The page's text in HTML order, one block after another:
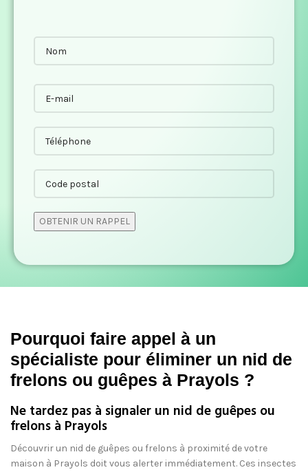
Pourquoi faire appel à un
spécialiste pour éliminer un nid de
frelons ou guêpes à Prayols ?
Ne tardez pas à signaler un nid de guêpes ou
frelons à Prayols
Découvrir un nid de guêpes ou frelons à proximité de votre
maison à Prayols doit vous alerter immédiatement. Ces insectes